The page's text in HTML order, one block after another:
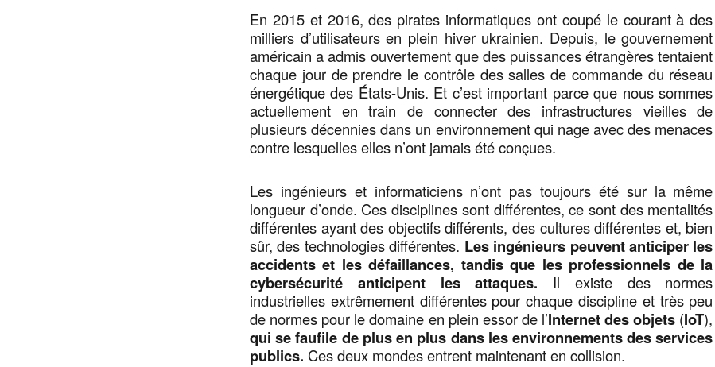
En 2015 et 2016, des pirates informatiques ont coupé le courant à des
milliers d’utilisateurs en plein hiver ukrainien. Depuis, le gouvernement
américain a admis ouvertement que des puissances étrangères tentaient
chaque jour de prendre le contrôle des salles de commande du réseau
énergétique des États-Unis. Et c’est important parce que nous sommes
actuellement en train de connecter des infrastructures vieilles de
plusieurs décennies dans un environnement qui nage avec des menaces
contre lesquelles elles n’ont jamais été conçues.
Les ingénieurs et informaticiens n’ont pas toujours été sur la même
longueur d’onde. Ces disciplines sont différentes, ce sont des mentalités
différentes ayant des objectifs différents, des cultures différentes et, bien
sûr, des technologies différentes. Les ingénieurs peuvent anticiper les
accidents et les défaillances, tandis que les professionnels de la
cybersécurité anticipent les attaques. Il existe des normes
industrielles extrêmement différentes pour chaque discipline et très peu
de normes pour le domaine en plein essor de l’Internet des objets (IoT),
qui se faufile de plus en plus dans les environnements des services
publics. Ces deux mondes entrent maintenant en collision.